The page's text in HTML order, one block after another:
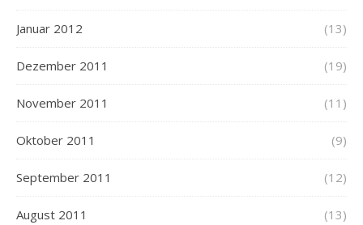
Januar 2012 (13)
Dezember 2011 (19)
November 2011 (11)
Oktober 2011 (9)
September 2011 (12)
August 2011 (13)